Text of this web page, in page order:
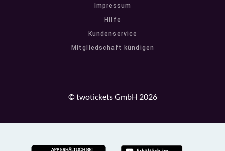
Impressum
Hilfe
Kundenservice
Mitgliedschaft kündigen
© twotickets GmbH 2026